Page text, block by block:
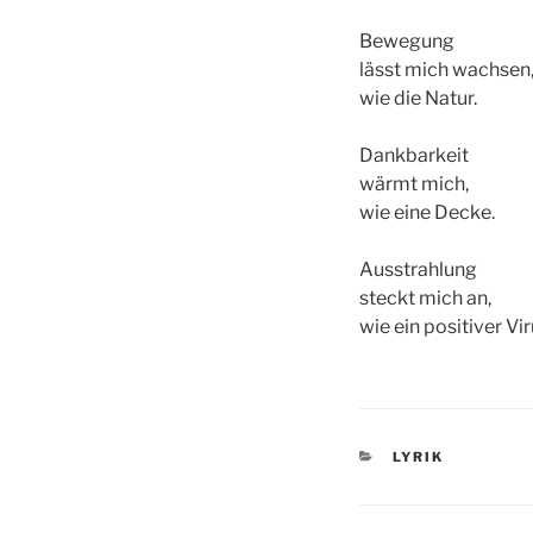
Bewegung
lässt mich wachsen,
wie die Natur.
Dankbarkeit
wärmt mich,
wie eine Decke.
Ausstrahlung
steckt mich an,
wie ein positiver
KATEGORIEN
LYRIK